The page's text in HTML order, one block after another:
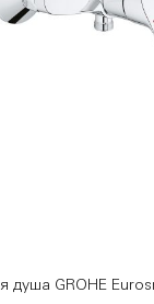
душа GROHE